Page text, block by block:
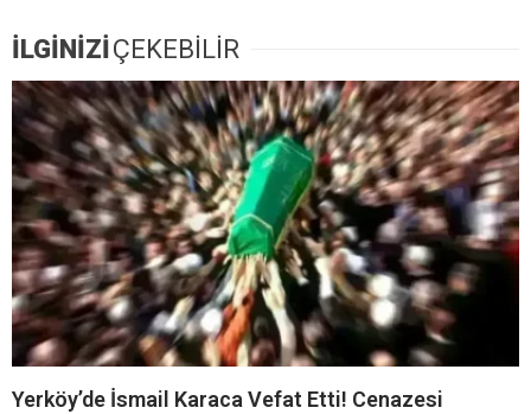
İLGİNİZİ ÇEKEBİLİR
Yerköy’de İsmail Karaca Vefat Etti! Cenazesi